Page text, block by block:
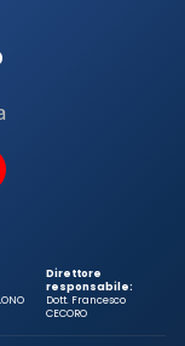
Direttore
responsabile:
Dott. Francesco
CECORO